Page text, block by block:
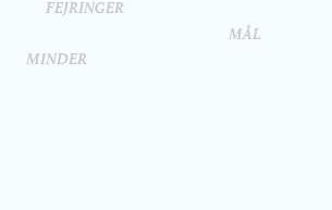
FEJRINGER
MÅL
MINDER